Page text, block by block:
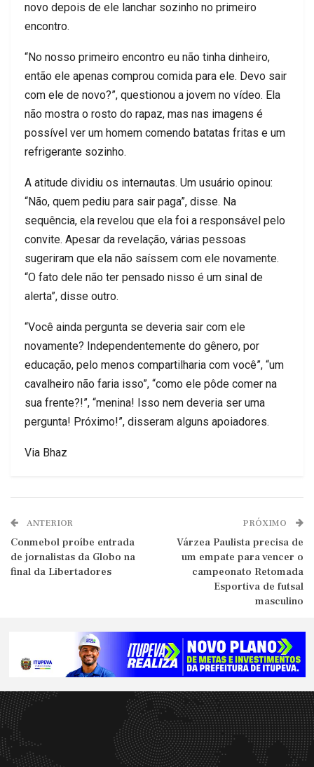
novo depois de ele lanchar sozinho no primeiro
encontro.
“No nosso primeiro encontro eu não tinha dinheiro,
então ele apenas comprou comida para ele. Devo sair
com ele de novo?”, questionou a jovem no vídeo. Ela
não mostra o rosto do rapaz, mas nas imagens é
possível ver um homem comendo batatas fritas e um
refrigerante sozinho.
A atitude dividiu os internautas. Um usuário opinou:
“Não, quem pediu para sair paga”, disse. Na
sequência, ela revelou que ela foi a responsável pelo
convite. Apesar da revelação, várias pessoas
sugeriram que ela não saíssem com ele novamente.
“O fato dele não ter pensado nisso é um sinal de
alerta”, disse outro.
“Você ainda pergunta se deveria sair com ele
novamente? Independentemente do gênero, por
educação, pelo menos compartilharia com você”, “um
cavalheiro não faria isso”, “como ele pôde comer na
sua frente?!”, “menina! Isso nem deveria ser uma
pergunta! Próximo!”, disseram alguns apoiadores.
Via Bhaz
ANTERIOR
Conmebol proíbe entrada
de jornalistas da Globo na
final da Libertadores
PRÓXIMO
Várzea Paulista precisa de
um empate para vencer o
campeonato Retomada
Esportiva de futsal
masculino